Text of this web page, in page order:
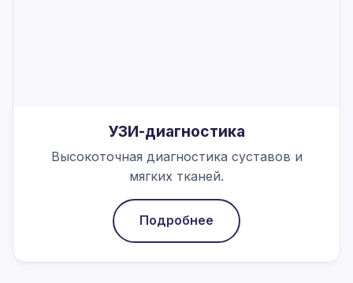
УЗИ-диагностика
Высокоточная диагностика суставов и
мягких тканей.
Подробнее